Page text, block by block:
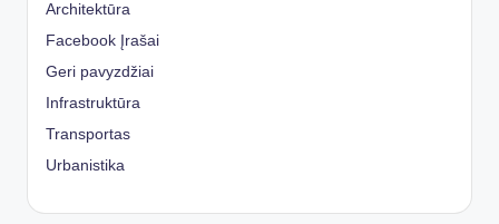
Architektūra
Facebook Įrašai
Geri pavyzdžiai
Infrastruktūra
Transportas
Urbanistika